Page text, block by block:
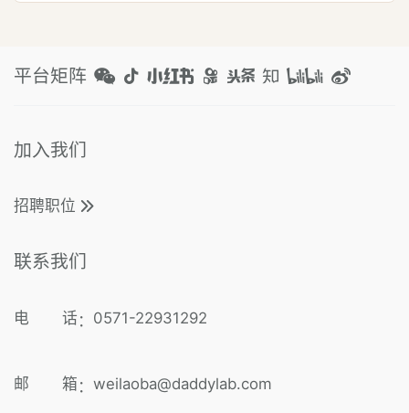
平台矩阵
加入我们
招聘职位
联系我们
电 话 ： 0571-22931292
邮 箱 ： weilaoba@daddylab.com